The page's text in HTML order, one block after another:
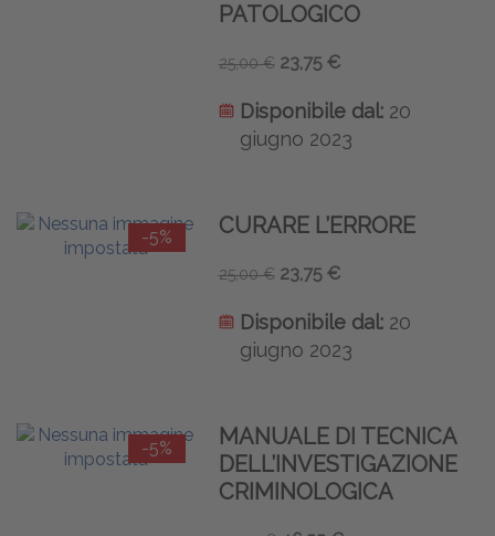
PATOLOGICO
25,00 € 23,75 €
Disponibile dal: 20
giugno 2023
-5% CURARE L’ERRORE
25,00 € 23,75 €
Disponibile dal: 20
giugno 2023
-5%
MANUALE DI TECNICA
DELL’INVESTIGAZIONE
CRIMINOLOGICA